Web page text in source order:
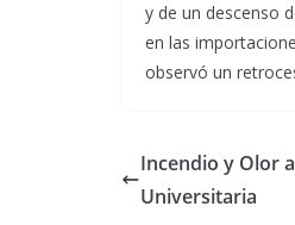
y de un descenso
en las
observó un
Incendio y Olor
Universitaria